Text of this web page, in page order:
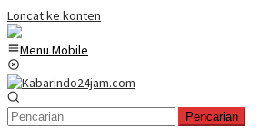
Loncat ke konten
Menu Mobile
Pencarian